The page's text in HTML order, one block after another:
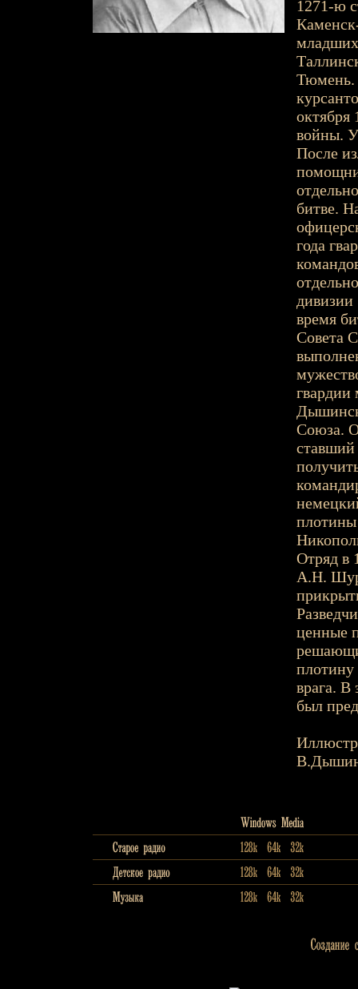
1271-ю
младших
Тюмень.
октября
войны.
После
битве.
года
время
Совета
Союза.
плотины
Отряд в
А.Н.
ценные
плотину
врага.
был